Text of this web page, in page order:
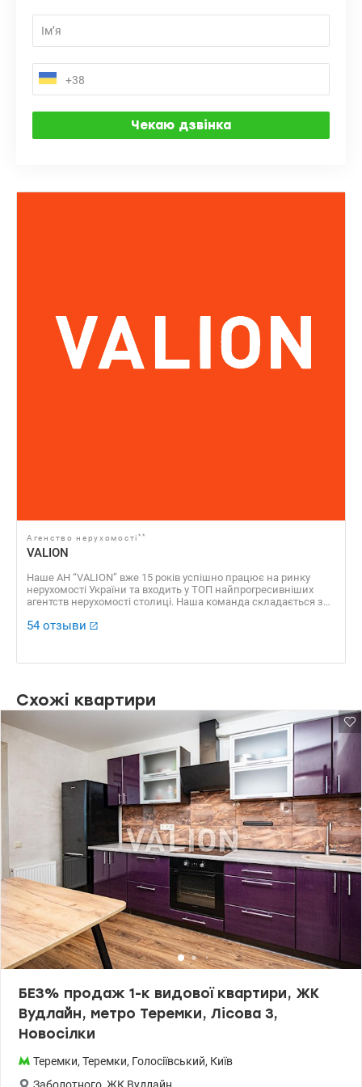
Агенство нерухомості **
VALION
Наше АН “VALION” вже 15 років успішно працює на ринку
нерухомості України та входить у ТОП найпрогресивніших
агентств нерухомості столиці. Наша команда складається з
безліч позитивних відгуків. Доказовою базою нашої
2016”, “Найкращий Web ресурс ріелторської компанії 2016”, VІІ
54 отзыви
Схожі квартири
БЕЗ% продаж 1-к видової квартири, ЖК
Вудлайн, метро Теремки, Лісова 3,
Новосілки
Теремки, Теремки, Голосіївський, Київ